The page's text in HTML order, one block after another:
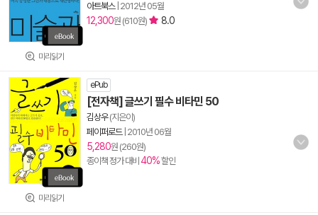
미리읽기
아트북스| 2012년 05월
12,300원 (610원) 8.0
미리읽기
ePub
[전자책] 글쓰기 필수 비타민 50
김상우(지은이)
페이퍼로드| 2010년 06월
5,280원 (260원)
종이책 정가 대비 40%할인